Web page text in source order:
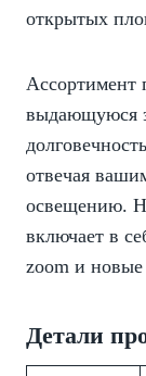
открытых
Ассортимент
выдающуюся
отвечая
освещению.
включает в
zoom и
Детали